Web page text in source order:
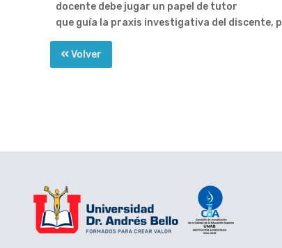
docente debe jugar un papel de tutor
que guía la praxis investigativa del discente,
Volver